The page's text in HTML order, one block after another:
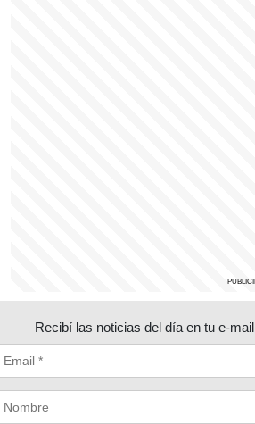
Recibí las noticias del día en tu e-mail